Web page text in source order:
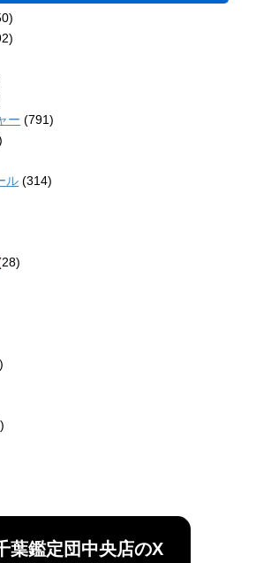
ー (791)
ル (314)
葉鑑定団中央店のX